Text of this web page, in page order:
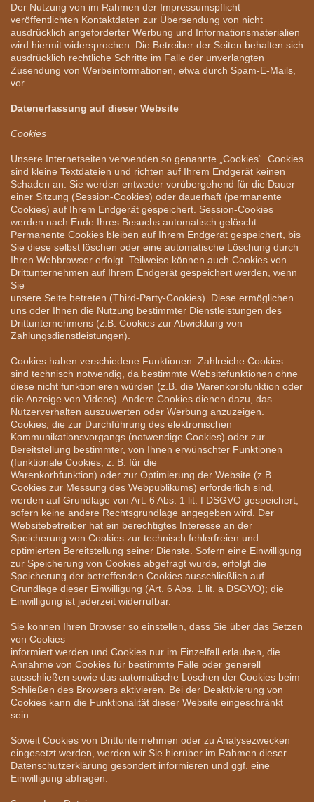
Der Nutzung von im Rahmen der Impressumspflicht
veröffentlichten Kontaktdaten zur Übersendung von nicht
ausdrücklich angeforderter Werbung und Informationsmaterialien
wird hiermit widersprochen. Die Betreiber der Seiten behalten sich
ausdrücklich rechtliche Schritte im Falle der unverlangten
Zusendung von Werbeinformationen, etwa durch Spam-E-Mails,
vor.
Datenerfassung auf dieser Website
Cookies
Unsere Internetseiten verwenden so genannte „Cookies“. Cookies
sind kleine Textdateien und richten auf Ihrem Endgerät keinen
Schaden an. Sie werden entweder vorübergehend für die Dauer
einer Sitzung (Session-Cookies) oder dauerhaft (permanente
Cookies) auf Ihrem Endgerät gespeichert. Session-Cookies
werden nach Ende Ihres Besuchs automatisch gelöscht.
Permanente Cookies bleiben auf Ihrem Endgerät gespeichert, bis
Sie diese selbst löschen oder eine automatische Löschung durch
Ihren Webbrowser erfolgt. Teilweise können auch Cookies von
Drittunternehmen auf Ihrem Endgerät gespeichert werden, wenn
Sie
unsere Seite betreten (Third-Party-Cookies). Diese ermöglichen
uns oder Ihnen die Nutzung bestimmter Dienstleistungen des
Drittunternehmens (z.B. Cookies zur Abwicklung von
Zahlungsdienstleistungen).
Cookies haben verschiedene Funktionen. Zahlreiche Cookies
sind technisch notwendig, da bestimmte Websitefunktionen ohne
diese nicht funktionieren würden (z.B. die Warenkorbfunktion oder
die Anzeige von Videos). Andere Cookies dienen dazu, das
Nutzerverhalten auszuwerten oder Werbung anzuzeigen.
Cookies, die zur Durchführung des elektronischen
Kommunikationsvorgangs (notwendige Cookies) oder zur
Bereitstellung bestimmter, von Ihnen erwünschter Funktionen
(funktionale Cookies, z. B. für die
Warenkorbfunktion) oder zur Optimierung der Website (z.B.
Cookies zur Messung des Webpublikums) erforderlich sind,
werden auf Grundlage von Art. 6 Abs. 1 lit. f DSGVO gespeichert,
sofern keine andere Rechtsgrundlage angegeben wird. Der
Websitebetreiber hat ein berechtigtes Interesse an der
Speicherung von Cookies zur technisch fehlerfreien und
optimierten Bereitstellung seiner Dienste. Sofern eine Einwilligung
zur Speicherung von Cookies abgefragt wurde, erfolgt die
Speicherung der betreffenden Cookies ausschließlich auf
Grundlage dieser Einwilligung (Art. 6 Abs. 1 lit. a DSGVO); die
Einwilligung ist jederzeit widerrufbar.
Sie können Ihren Browser so einstellen, dass Sie über das Setzen
von Cookies
informiert werden und Cookies nur im Einzelfall erlauben, die
Annahme von Cookies für bestimmte Fälle oder generell
ausschließen sowie das automatische Löschen der Cookies beim
Schließen des Browsers aktivieren. Bei der Deaktivierung von
Cookies kann die Funktionalität dieser Website eingeschränkt
sein.
Soweit Cookies von Drittunternehmen oder zu Analysezwecken
eingesetzt werden, werden wir Sie hierüber im Rahmen dieser
Datenschutzerklärung gesondert informieren und ggf. eine
Einwilligung abfragen.